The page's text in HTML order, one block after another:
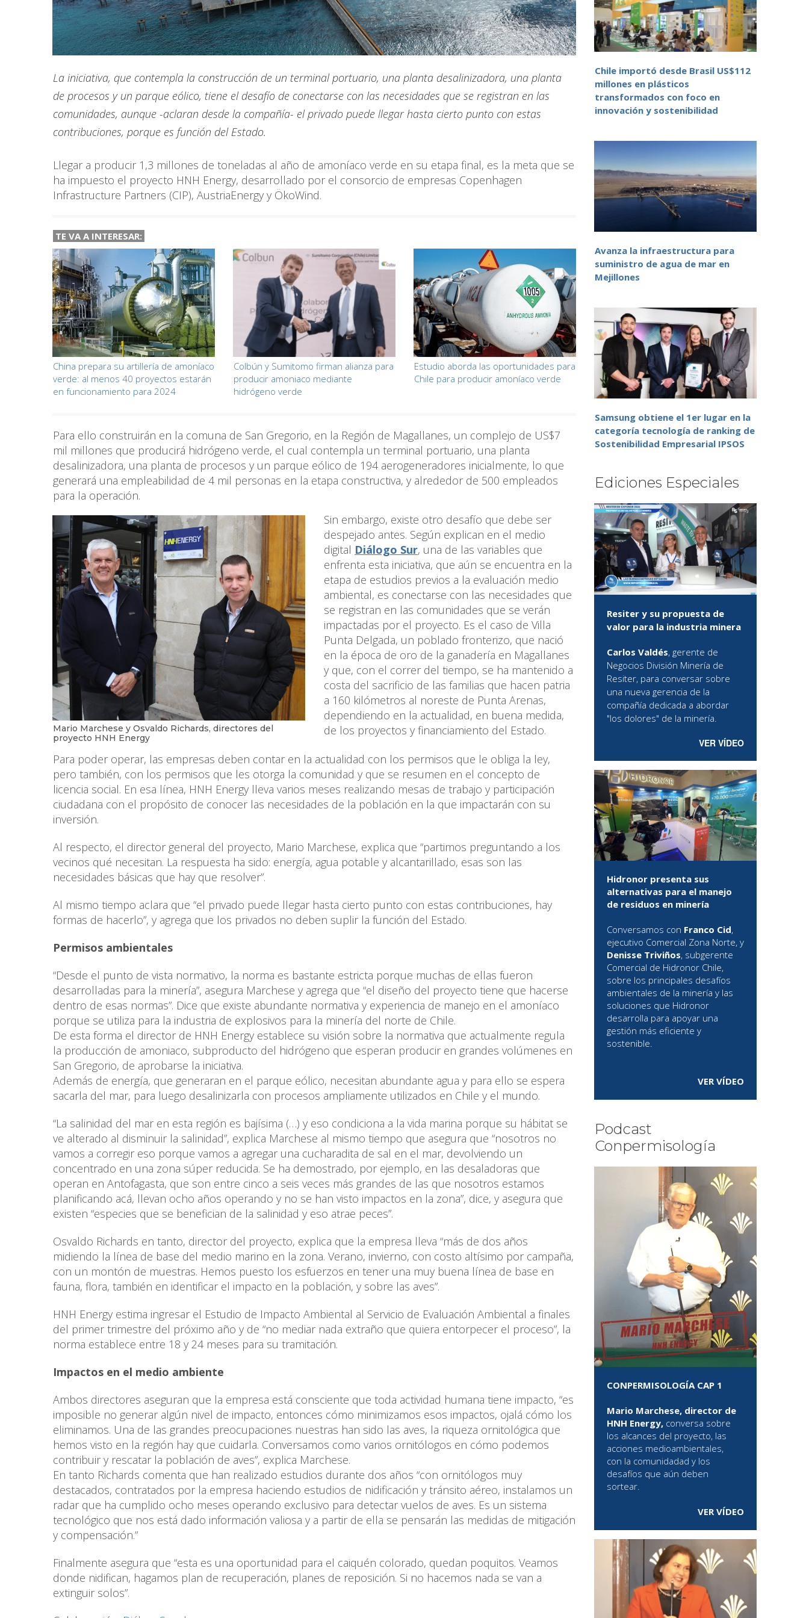
La iniciativa, que contempla la construcción de un terminal portuario, una planta desalinizadora, una planta
de procesos y un parque eólico, tiene el desafío de conectarse con las necesidades que se registran en las
comunidades, aunque -aclaran desde la compañía- el privado puede llegar hasta cierto punto con estas
contribuciones, porque es función del Estado.
Llegar a producir 1,3 millones de toneladas al año de amoníaco verde en su etapa final, es la meta que se
ha impuesto el proyecto HNH Energy, desarrollado por el consorcio de empresas Copenhagen
Infrastructure Partners (CIP), AustriaEnergy y ÖkoWind.
TE VA A INTERESAR:
China prepara su artillería de amoníaco
verde: al menos 40 proyectos estarán
en funcionamiento para 2024
Colbún y Sumitomo firman alianza para
producir amoniaco mediante
hidrógeno verde
Estudio aborda las oportunidades para
Chile para producir amoníaco verde
Para ello construirán en la comuna de San Gregorio, en la Región de Magallanes, un complejo de US$7
mil millones que producirá hidrógeno verde, el cual contempla un terminal portuario, una planta
desalinizadora, una planta de procesos y un parque eólico de 194 aerogeneradores inicialmente, lo que
generará una empleabilidad de 4 mil personas en la etapa constructiva, y alrededor de 500 empleados
para la operación.
Mario Marchese y Osvaldo Richards, directores del
proyecto HNH Energy
Sin embargo, existe otro desafío que debe ser
despejado antes. Según explican en el medio
digital Diálogo Sur, una de las variables que
enfrenta esta iniciativa, que aún se encuentra en la
etapa de estudios previos a la evaluación medio
ambiental, es conectarse con las necesidades que
se registran en las comunidades que se verán
impactadas por el proyecto. Es el caso de Villa
Punta Delgada, un poblado fronterizo, que nació
en la época de oro de la ganadería en Magallanes
y que, con el correr del tiempo, se ha mantenido a
costa del sacrificio de las familias que hacen patria
a 160 kilómetros al noreste de Punta Arenas,
dependiendo en la actualidad, en buena medida,
de los proyectos y financiamiento del Estado.
Para poder operar, las empresas deben contar en la actualidad con los permisos que le obliga la ley,
pero también, con los permisos que les otorga la comunidad y que se resumen en el concepto de
licencia social. En esa línea, HNH Energy lleva varios meses realizando mesas de trabajo y participación
ciudadana con el propósito de conocer las necesidades de la población en la que impactarán con su
inversión.
Al respecto, el director general del proyecto, Mario Marchese, explica que “partimos preguntando a los
vecinos qué necesitan. La respuesta ha sido: energía, agua potable y alcantarillado, esas son las
necesidades básicas que hay que resolver”.
Al mismo tiempo aclara que “el privado puede llegar hasta cierto punto con estas contribuciones, hay
formas de hacerlo”, y agrega que los privados no deben suplir la función del Estado.
Permisos ambientales
“Desde el punto de vista normativo, la norma es bastante estricta porque muchas de ellas fueron
desarrolladas para la minería”, asegura Marchese y agrega que “el diseño del proyecto tiene que hacerse
dentro de esas normas”. Dice que existe abundante normativa y experiencia de manejo en el amoníaco
porque se utiliza para la industria de explosivos para la minería del norte de Chile.
De esta forma el director de HNH Energy establece su visión sobre la normativa que actualmente regula
la producción de amoniaco, subproducto del hidrógeno que esperan producir en grandes volúmenes en
San Gregorio, de aprobarse la iniciativa.
Además de energía, que generaran en el parque eólico, necesitan abundante agua y para ello se espera
sacarla del mar, para luego desalinizarla con procesos ampliamente utilizados en Chile y el mundo.
“La salinidad del mar en esta región es bajísima (…) y eso condiciona a la vida marina porque su hábitat se
ve alterado al disminuir la salinidad”, explica Marchese al mismo tiempo que asegura que “nosotros no
vamos a corregir eso porque vamos a agregar una cucharadita de sal en el mar, devolviendo un
concentrado en una zona súper reducida. Se ha demostrado, por ejemplo, en las desaladoras que
operan en Antofagasta, que son entre cinco a seis veces más grandes de las que nosotros estamos
planificando acá, llevan ocho años operando y no se han visto impactos en la zona”, dice, y asegura que
existen “especies que se benefician de la salinidad y eso atrae peces”.
Osvaldo Richards en tanto, director del proyecto, explica que la empresa lleva “más de dos años
midiendo la línea de base del medio marino en la zona. Verano, invierno, con costo altísimo por campaña,
con un montón de muestras. Hemos puesto los esfuerzos en tener una muy buena línea de base en
fauna, flora, también en identificar el impacto en la población, y sobre las aves”.
HNH Energy estima ingresar el Estudio de Impacto Ambiental al Servicio de Evaluación Ambiental a finales
del primer trimestre del próximo año y de “no mediar nada extraño que quiera entorpecer el proceso”, la
norma establece entre 18 y 24 meses para su tramitación.
Impactos en el medio ambiente
Ambos directores aseguran que la empresa está consciente que toda actividad humana tiene impacto, “es
imposible no generar algún nivel de impacto, entonces cómo minimizamos esos impactos, ojalá cómo los
eliminamos. Una de las grandes preocupaciones nuestras han sido las aves, la riqueza ornitológica que
hemos visto en la región hay que cuidarla. Conversamos como varios ornitólogos en cómo podemos
contribuir y rescatar la población de aves”, explica Marchese.
En tanto Richards comenta que han realizado estudios durante dos años “con ornitólogos muy
destacados, contratados por la empresa haciendo estudios de nidificación y tránsito aéreo, instalamos un
radar que ha cumplido ocho meses operando exclusivo para detectar vuelos de aves. Es un sistema
tecnológico que nos está dado información valiosa y a partir de ella se pensarán las medidas de mitigación
y compensación.”
Finalmente asegura que “esta es una oportunidad para el caiquén colorado, quedan poquitos. Veamos
donde nidifican, hagamos plan de recuperación, planes de reposición. Si no hacemos nada se van a
extinguir solos”.
Chile importó desde Brasil US$112
millones en plásticos
transformados con foco en
innovación y sostenibilidad
Avanza la infraestructura para
suministro de agua de mar en
Mejillones
Samsung obtiene el 1er lugar en la
categoría tecnología de ranking de
Sostenibilidad Empresarial IPSOS
Ediciones Especiales
Resiter y su propuesta de
valor para la industria minera
Carlos Valdés, gerente de
Negocios División Minería de
Resiter, para conversar sobre
una nueva gerencia de la
compañía dedicada a abordar
"los dolores" de la minería.
VER VÍDEO
Hidronor presenta sus
alternativas para el manejo
de residuos en minería
Conversamos con Franco Cid,
ejecutivo Comercial Zona Norte, y
Denisse Triviños, subgerente
Comercial de Hidronor Chile,
sobre los principales desafíos
ambientales de la minería y las
soluciones que Hidronor
desarrolla para apoyar una
gestión más eficiente y
sostenible.
VER VÍDEO
Podcast
Conpermisología
CONPERMISOLOGÍA CAP 1
Mario Marchese, director de
HNH Energy, conversa sobre
los alcances del proyecto, las
acciones medioambientales,
con la comunidadad y los
desafíos que aún deben
sortear.
VER VÍDEO